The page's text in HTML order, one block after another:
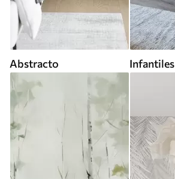
Abstracto Infantiles